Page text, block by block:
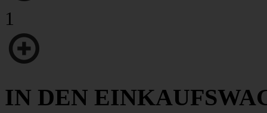
1
IN DEN